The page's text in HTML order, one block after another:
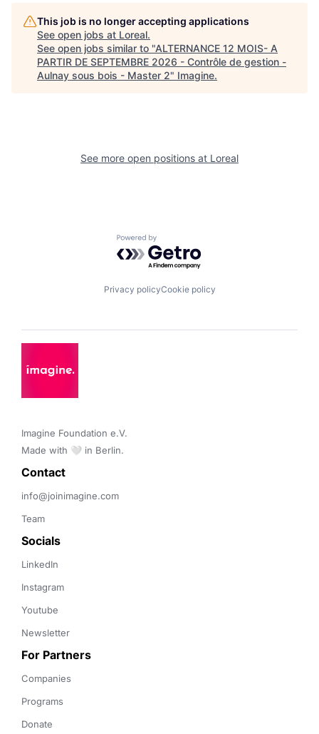
This job is no longer accepting applications
See open jobs at Loreal.
See open jobs similar to "ALTERNANCE 12 MOIS- A
PARTIR DE SEPTEMBRE 2026 - Contrôle de gestion -
Aulnay sous bois - Master 2" Imagine.
See more open positions at Loreal
Powered by Getro.com
Privacy policyCookie policy
Imagine Foundation e.V.
Made with 🤍 in Berlin.
Contact
info@joinimagine.com
Team
Socials
LinkedIn
Instagram
Youtube
Newsletter
For Partners
Companies
Programs
Donate